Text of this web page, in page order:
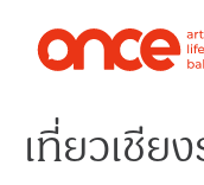
เที่ยวเชีย